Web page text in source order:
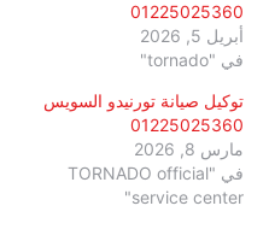
01225025360
أبريل 5, 2026
في "tornado"
توكيل صيانة تورنيدو السويس
01225025360
مارس 8, 2026
في "TORNADO official
service center"